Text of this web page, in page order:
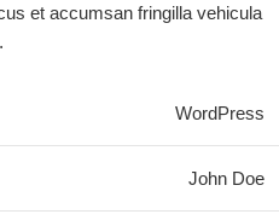
et accumsan fringilla vehicula
WordPress
John Doe